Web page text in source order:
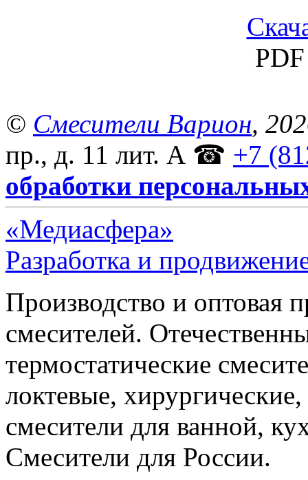
© Смесители Варион,
пр., д. 11 лит. А ☎ +7
обработки
«Медиасфера»
Разработка и
Производство и оптовая
смесителей.
термостатические
локтевые,
смесители для ванной,
Смесители для России.